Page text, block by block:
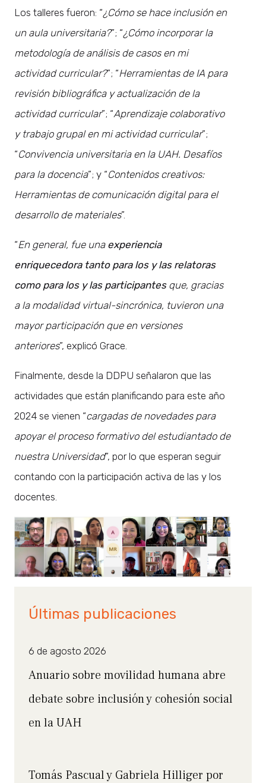
Los talleres fueron: “¿Cómo se hace inclusión en
un aula universitaria?”; “¿Cómo incorporar la
metodología de análisis de casos en mi
actividad curricular?”; “Herramientas de IA para
revisión bibliográfica y actualización de la
actividad curricular”; “Aprendizaje colaborativo
y trabajo grupal en mi actividad curricular”;
“Convivencia universitaria en la UAH. Desafíos
para la docencia”; y “Contenidos creativos:
Herramientas de comunicación digital para el
desarrollo de materiales”.
“En general, fue una experiencia
enriquecedora tanto para los y las relatoras
como para los y las participantesque, gracias
a la modalidad virtual-sincrónica, tuvieron una
mayor participación que en versiones
anteriores”, explicó Grace.
Finalmente, desde la DDPU señalaron que las
actividades que están planificando para este año
2024 se vienen “cargadas de novedades para
apoyar el proceso formativo del estudiantado de
nuestra Universidad”, por lo que esperan seguir
contando con la participación activa de las y los
docentes.
Últimas publicaciones
6 de agosto 2026
Anuario sobre movilidad humana abre
debate sobre inclusión y cohesión social
en la UAH
Tomás Pascual y Gabriela Hilliger por